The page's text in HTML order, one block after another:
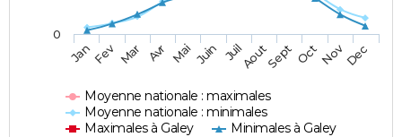
Moyenne nationale : maximales
Moyenne nationale : minimales
Maximales à Galey
Minimales à Galey
JanFev Mar Avr Mai Juin JuilAoutSept OctNovDec
0